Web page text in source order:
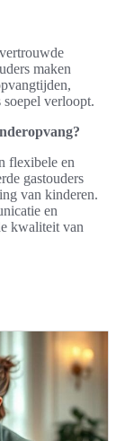
maken
verloopt.
flexibele en
gastouders
van kinderen.
en
kwaliteit van